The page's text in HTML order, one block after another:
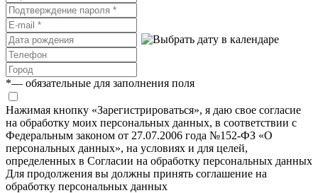
*— обязательные для заполнения поля
Нажимая кнопку «Зарегистрироваться», я даю свое согласие
на обработку моих персональных данных, в соответствии с
Федеральным законом от 27.07.2006 года №152-ФЗ «О
персональных данных», на условиях и для целей,
определенных в Согласии на обработку персональных данных
Для продолжения вы должны принять соглашение на
обработку персональных данных